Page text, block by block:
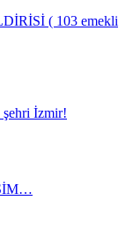
( 103 emekli
şehri İzmir!